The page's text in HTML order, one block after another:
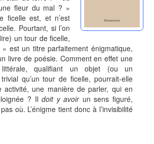
fleur du mal ? »
ficelle est, et n’est
Pourtant, si l’on
un tour de ficelle,
est un titre parfaitement énigmatique,
livre de poésie. Comment en effet une
qualifiant un objet (ou un
qu’un tour de ficelle, pourrait-elle
activité, une manière de parler, qui en
? Ildoit y avoirun sens figuré,
où. L’énigme tient donc à l’invisibilité